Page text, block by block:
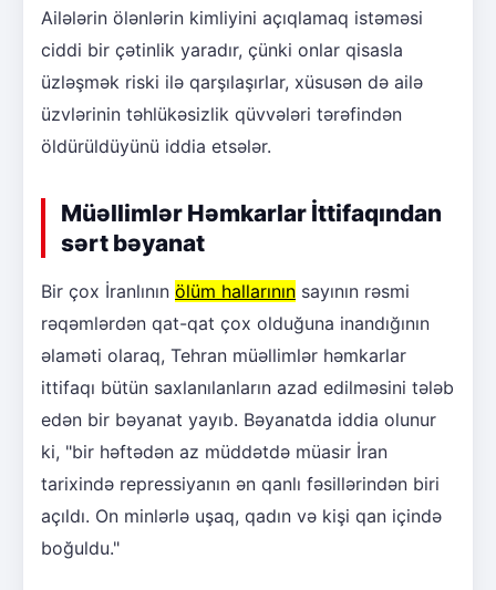
Ailələrin ölənlərin kimliyini açıqlamaq istəməsi
ciddi bir çətinlik yaradır, çünki onlar qisasla
üzləşmək riski ilə qarşılaşırlar, xüsusən də ailə
üzvlərinin təhlükəsizlik qüvvələri tərəfindən
öldürüldüyünü iddia etsələr.
Müəllimlər Həmkarlar İttifaqından
sərt bəyanat
Bir çox İranlının ölüm hallarının sayının rəsmi
rəqəmlərdən qat-qat çox olduğuna inandığının
əlaməti olaraq, Tehran müəllimlər həmkarlar
ittifaqı bütün saxlanılanların azad edilməsini tələb
edən bir bəyanat yayıb. Bəyanatda iddia olunur
ki, "bir həftədən az müddətdə müasir İran
tarixində repressiyanın ən qanlı fəsillərindən biri
açıldı. On minlərlə uşaq, qadın və kişi qan içində
boğuldu."